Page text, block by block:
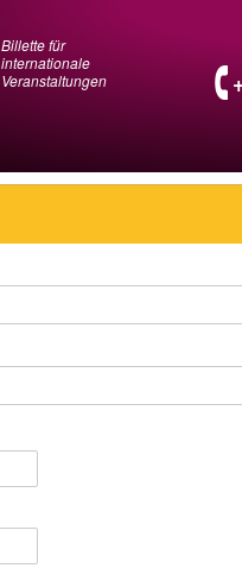
Billette für
internationale
Veranstaltungen